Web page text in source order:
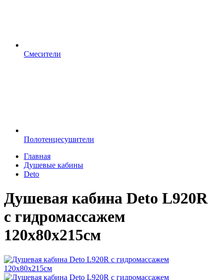
Смесители
Полотенцесушители
Главная
Душевые кабины
Deto
Душевая кабина Deto L920R
с гидромассажем
120х80х215см